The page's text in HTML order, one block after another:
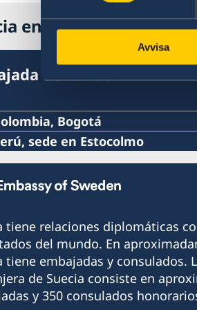
Avvisa
en Perú
de Suecia
Bogotá
sede en Estocolmo
tiene relaciones diplomáticas
del mundo. En
tiene embajadas y consulados.
de Suecia consiste en
y 350 consulados